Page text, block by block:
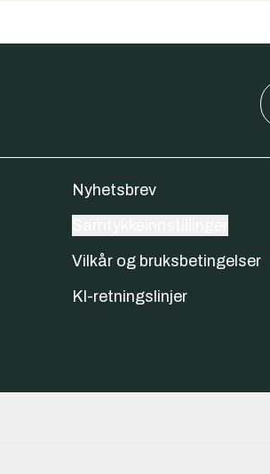
Nyhetsbrev
Vilkår og bruksbetingelser
KI-retningslinjer